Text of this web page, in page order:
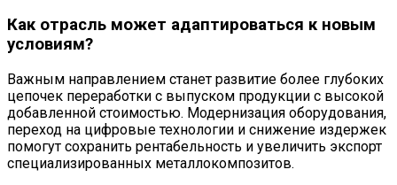
Как отрасль может адаптироваться к новым
условиям?
Важным направлением станет развитие более глубоких
цепочек переработки с выпуском продукции с высокой
добавленной стоимостью. Модернизация оборудования,
переход на цифровые технологии и снижение издержек
помогут сохранить рентабельность и увеличить экспорт
специализированных металлокомпозитов.